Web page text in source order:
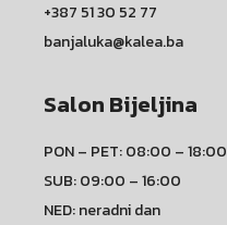
+387 51 30 52 77
banjaluka@kalea.ba
Salon Bijeljina
PON – PET: 08:00 – 18:00
SUB: 09:00 – 16:00
NED: neradni dan